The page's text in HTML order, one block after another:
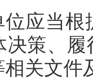
应当
决策、
关文件